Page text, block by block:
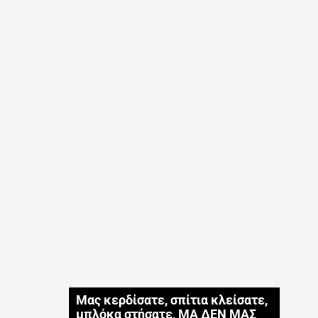
Μας κερδίσατε, σπίτια κλείσατε,
μπλόκα στήσατε, ΜΑ ΔΕΝ ΜΑΣ